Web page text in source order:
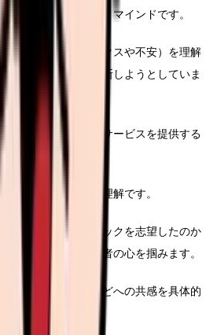
力とホスピタリティマインドです。
心理（コンプレックスや不安）を理解
を志望動機から判断しようとしていま
え、満足度の高いサービスを提供する
。
の特徴や強みへの理解です。
なく、そのクリニックを志望したのか
動機は、採用担当者の心を掴みます。
る施術、雰囲気などへの共感を具体的